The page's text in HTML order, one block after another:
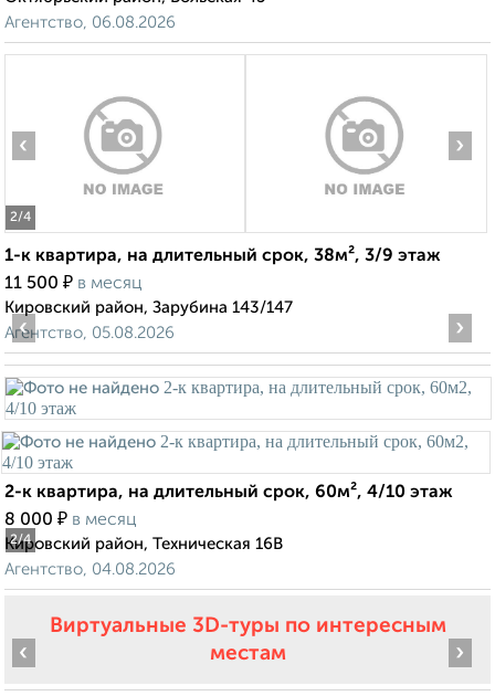
Агентство, 06.08.2026
2/4
‹ ›
1-к квартира, на длительный срок, 38м², 3/9 этаж
11 500 ₽ в месяц
Кировский район, Зарубина 143/147
Агентство, 05.08.2026
2/4
‹ ›
2-к квартира, на длительный срок, 60м², 4/10 этаж
8 000 ₽ в месяц
Кировский район, Техническая 16В
Агентство, 04.08.2026
Виртуальные 3D-туры по интересным
местам
‹ ›